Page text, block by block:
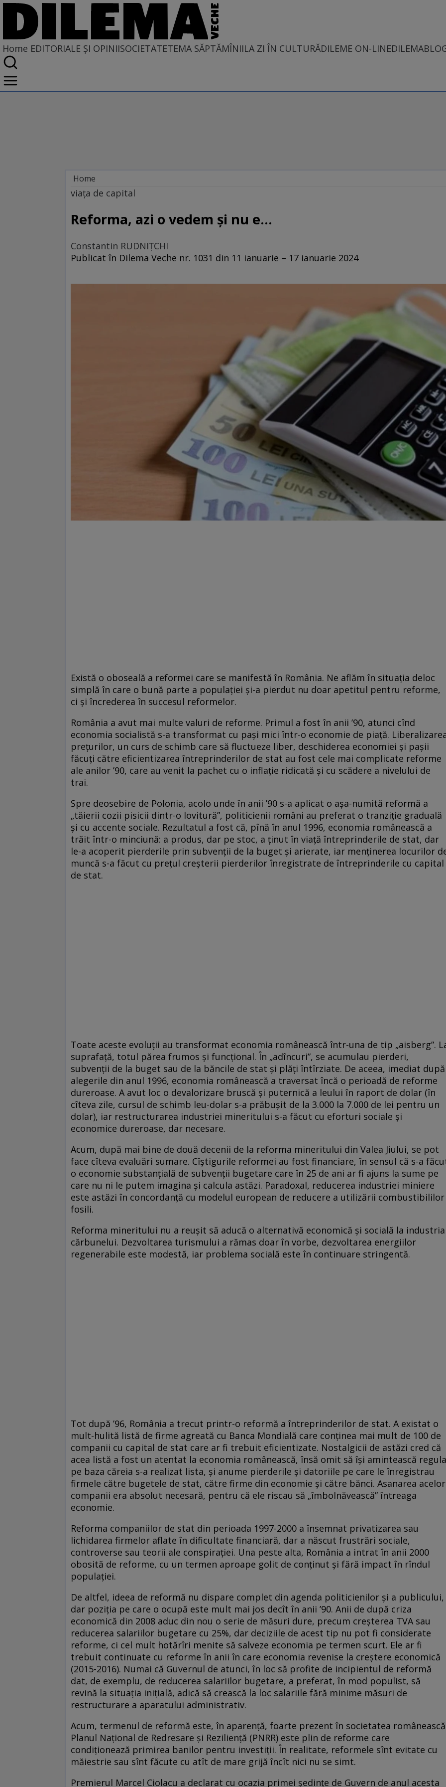
Home EDITORIALE ȘI OPINIISOCIETATETEMA SĂPTĂMÎNIILA ZI ÎN CULTURĂDILEME ON-LINE
Home
EDITORIALE ȘI OPINII
PE CE LUME TRĂIM
viața de capital
Reforma, azi o vedem și nu e...
Constantin RUDNIŢCHI
Publicat în Dilema Veche nr. 1031 din 11 ianuarie – 17 ianuarie 2024
Există o oboseală a reformei care se manifestă în România. Ne aflăm în situația deloc
simplă în care o bună parte a populației și-a pierdut nu doar apetitul pentru reforme,
ci și încrederea în succesul reformelor.
România a avut mai multe valuri de reforme. Primul a fost în anii ’90, atunci cînd
economia socialistă s-a transformat cu pași mici într-o economie de piață.
prețurilor, un curs de schimb care să fluctueze liber, deschiderea economiei și pașii
făcuți către eficientizarea întreprinderilor de stat au fost cele mai complicate reforme
ale anilor ’90, care au venit la pachet cu o inflație ridicată și cu scădere a nivelului de
trai.
Spre deosebire de Polonia, acolo unde în anii ’90 s-a aplicat o așa-numită reformă a
„tăierii cozii pisicii dintr-o lovitură”, politicienii români au preferat o tranziție graduală
și cu accente sociale. Rezultatul a fost că, pînă în anul 1996, economia românească a
trăit într-o minciună: a produs, dar pe stoc, a ținut în viață întreprinderile de stat, dar
le-a acoperit pierderile prin subvenții de la buget și arierate, iar menținerea locurilor
muncă s-a făcut cu prețul creșterii pierderilor înregistrate de întreprinderile cu capital
de stat.
Toate aceste evoluții au transformat economia românească într-una de tip „aisberg”.
suprafață, totul părea frumos și funcțional. În „adîncuri”, se acumulau pierderi,
subvenții de la buget sau de la băncile de stat și plăți întîrziate. De aceea, imediat după
alegerile din anul 1996, economia românească a traversat încă o perioadă de reforme
dureroase. A avut loc o devalorizare bruscă și puternică a leului în raport de dolar (în
cîteva zile, cursul de schimb leu-dolar s-a prăbușit de la 3.000 la 7.000 de lei pentru un
dolar), iar restructurarea industriei mineritului s-a făcut cu eforturi sociale și
economice dureroase, dar necesare.
Acum, după mai bine de două decenii de la reforma mineritului din Valea Jiului, se pot
face cîteva evaluări sumare. Cîștigurile reformei au fost financiare, în sensul că s-a
o economie substanțială de subvenții bugetare care în 25 de ani ar fi ajuns la sume pe
care nu ni le putem imagina și calcula astăzi. Paradoxal, reducerea industriei miniere
este astăzi în concordanță cu modelul european de reducere a utilizării combustibililor
fosili.
Reforma mineritului nu a reușit să aducă o alternativă economică și socială la industria
cărbunelui. Dezvoltarea turismului a rămas doar în vorbe, dezvoltarea energiilor
regenerabile este modestă, iar problema socială este în continuare stringentă.
Tot după ’96, România a trecut printr-o reformă a întreprinderilor de stat. A existat o
mult-hulită listă de firme agreată cu Banca Mondială care conținea mai mult de 100 de
companii cu capital de stat care ar fi trebuit eficientizate. Nostalgicii de astăzi cred că
acea listă a fost un atentat la economia românească, însă omit să își amintească regula
pe baza căreia s-a realizat lista, și anume pierderile și datoriile pe care le înregistrau
firmele către bugetele de stat, către firme din economie și către bănci. Asanarea acelor
companii era absolut necesară, pentru că ele riscau să „îmbolnăvească” întreaga
economie.
Reforma companiilor de stat din perioada 1997-2000 a însemnat privatizarea sau
lichidarea firmelor aflate în dificultate financiară, dar a născut frustrări sociale,
controverse sau teorii ale conspirației. Una peste alta, România a intrat în anii 2000
obosită de reforme, cu un termen aproape golit de conținut și fără impact în rîndul
populației.
De altfel, ideea de reformă nu dispare complet din agenda politicienilor și a publicului,
dar poziția pe care o ocupă este mult mai jos decît în anii ’90. Anii de după criza
economică din 2008 aduc din nou o serie de măsuri dure, precum creșterea TVA sau
reducerea salariilor bugetare cu 25%, dar deciziile de acest tip nu pot fi considerate
reforme, ci cel mult hotărîri menite să salveze economia pe termen scurt. Ele ar fi
trebuit continuate cu reforme în anii în care economia revenise la creștere economică
(2015-2016). Numai că Guvernul de atunci, în loc să profite de incipientul de reformă
dat, de exemplu, de reducerea salariilor bugetare, a preferat, în mod populist, să
revină la situația inițială, adică să crească la loc salariile fără minime măsuri de
restructurare a aparatului administrativ.
Acum, termenul de reformă este, în aparență, foarte prezent în societatea
Planul Național de Redresare și Reziliență (PNRR) este plin de reforme care
condiționează primirea banilor pentru investiții. În realitate, reformele sînt evitate cu
măiestrie sau sînt făcute cu atît de mare grijă încît nici nu se simt.
Premierul Marcel Ciolacu a declarat cu ocazia primei ședințe de Guvern de anul acesta